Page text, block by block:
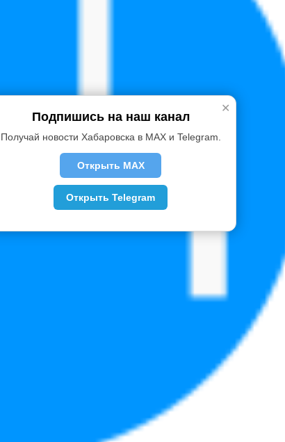
✕
Подпишись на наш канал
Получай новости Хабаровска в MAX и Telegram.
Открыть MAX
Открыть Telegram